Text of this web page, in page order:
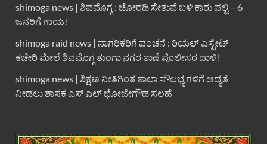
shimoga news | ಶಿವಮೊಗ್ಗ : ಚೋರಡಿ ಸೇತುವೆ ಬಳಿ ಕಾರು ಪಲ್ಟಿ – 6
ಜನರಿಗೆ ಗಾಯ!
shimoga raid news | ನಾಗರಿಕರಿಗೆ ವಂಚನೆ : ರಿಯಲ್ ಎಸ್ಟೇಟ್
ಕಚೇರಿ ಮೇಲೆ ಶಿವಮೊಗ್ಗ ತುಂಗಾ ನಗರ ಠಾಣೆ ಪೊಲೀಸರ ದಾಳಿ!
shimoga news | ಶಿಕ್ಷಣ ನೀತಿಗಿಂತ ಶಾಲಾ ಸೌಲಭ್ಯಗಳಿಗೆ ಆದ್ಯತೆ
ನೀಡಲು ಶಾಸಕ ಎಸ್ ಎಲ್ ಭೋಜೇಗೌಡ ಸಲಹೆ